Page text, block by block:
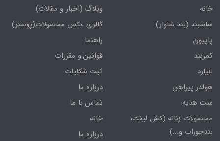
خانه
ساسبند (بند شلوار)
پاپیون
کمربند
لنیارد
هولدر پیراهن
ست هدیه
محصولات زنانه (کش لیفت،
بندجوراب و...)
وبلاگ (اخبار و مقالات)
گالری عکس محصولات(پوستر)
راهنما
قوانین و مقررات
ثبت شکایات
درباره ما
تماس با ما
خانه
درباره ما